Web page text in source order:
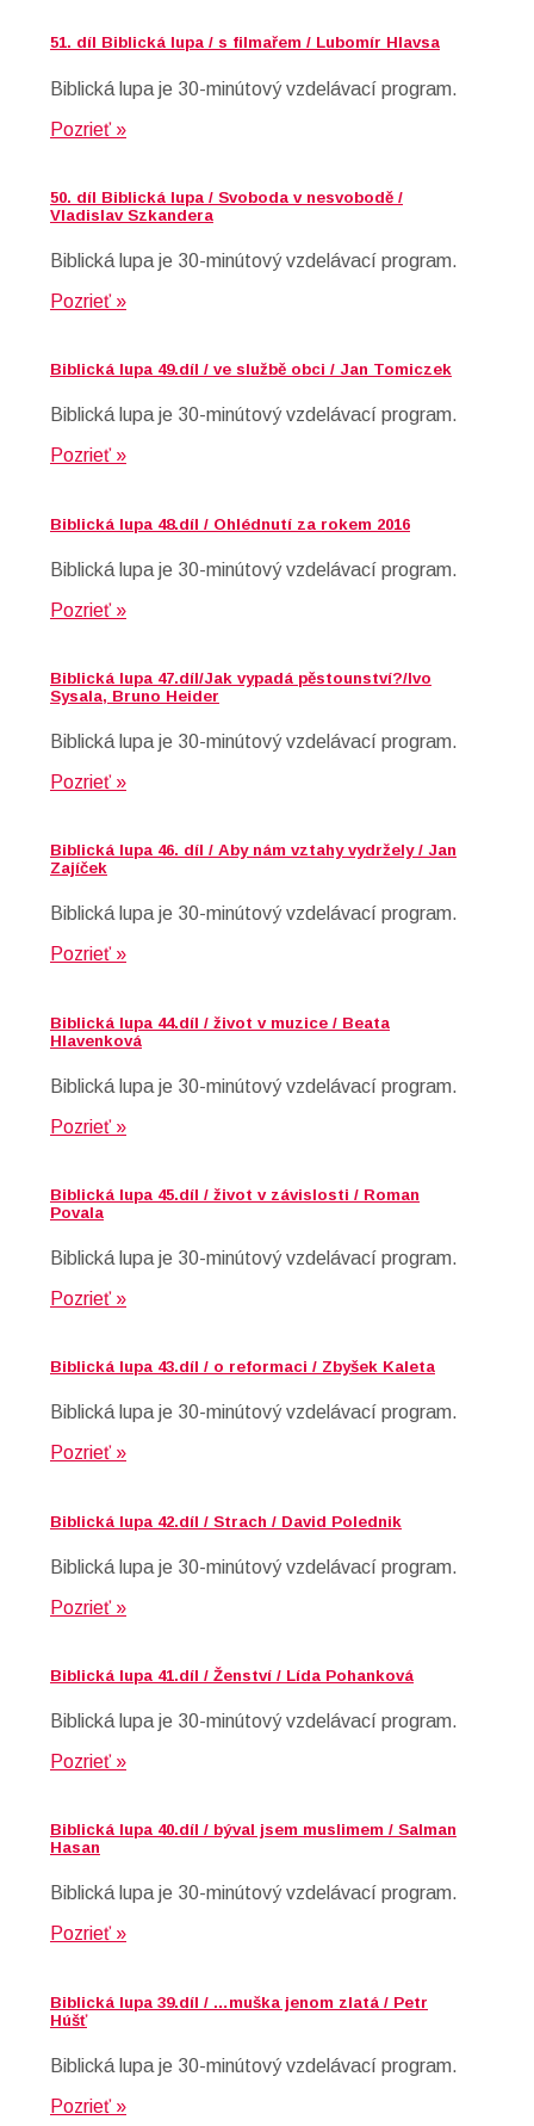
51. díl Biblická lupa / s filmařem / Lubomír Hlavsa
Biblická lupa je 30-minútový vzdelávací program.
Pozrieť »
50. díl Biblická lupa / Svoboda v nesvobodě /
Vladislav Szkandera
Biblická lupa je 30-minútový vzdelávací program.
Pozrieť »
Biblická lupa 49.díl / ve službě obci / Jan Tomiczek
Biblická lupa je 30-minútový vzdelávací program.
Pozrieť »
Biblická lupa 48.díl / Ohlédnutí za rokem 2016
Biblická lupa je 30-minútový vzdelávací program.
Pozrieť »
Biblická lupa 47.díl/Jak vypadá pěstounství?/Ivo
Sysala, Bruno Heider
Biblická lupa je 30-minútový vzdelávací program.
Pozrieť »
Biblická lupa 46. díl / Aby nám vztahy vydržely / Jan
Zajíček
Biblická lupa je 30-minútový vzdelávací program.
Pozrieť »
Biblická lupa 44.díl / život v muzice / Beata
Hlavenková
Biblická lupa je 30-minútový vzdelávací program.
Pozrieť »
Biblická lupa 45.díl / život v závislosti / Roman
Povala
Biblická lupa je 30-minútový vzdelávací program.
Pozrieť »
Biblická lupa 43.díl / o reformaci / Zbyšek Kaleta
Biblická lupa je 30-minútový vzdelávací program.
Pozrieť »
Biblická lupa 42.díl / Strach / David Polednik
Biblická lupa je 30-minútový vzdelávací program.
Pozrieť »
Biblická lupa 41.díl / Ženství / Lída Pohanková
Biblická lupa je 30-minútový vzdelávací program.
Pozrieť »
Biblická lupa 40.díl / býval jsem muslimem / Salman
Hasan
Biblická lupa je 30-minútový vzdelávací program.
Pozrieť »
Biblická lupa 39.díl / …muška jenom zlatá / Petr
Húšť
Biblická lupa je 30-minútový vzdelávací program.
Pozrieť »